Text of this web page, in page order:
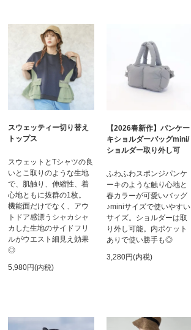
スウェッティー切り替え
トップス
スウェットとTシャツの良
いとこ取りのような生地
で、肌触り、伸縮性、着
心地ともに抜群の1枚。
機能面だけでなく、アウ
トドア感漂うシャカシャ
カした生地のサイドフリ
ルがウエスト細見え効果
◎
5,980円(内税)
【2026春新作】パンケー
キショルダーバッグmini/
ショルダー取り外し可
ふわふわスポンジパンケ
ーキのような触り心地と
春カラーが可愛いバッグ
♪miniサイズで使いやすい
サイズ。ショルダーは取
り外し可能。内ポケット
ありで使い勝手も◎
3,280円(内税)